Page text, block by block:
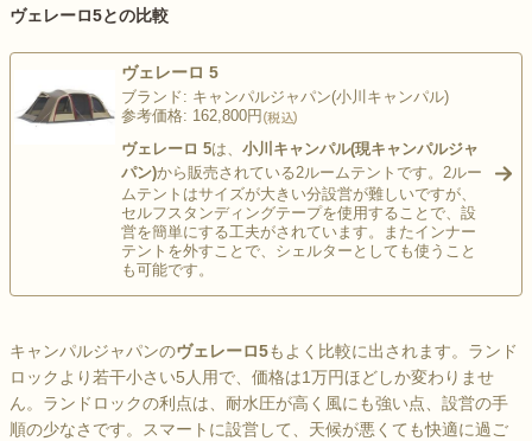
ヴェレーロ5との比較
ヴェレーロ 5
ブランド: キャンパルジャパン(小川キャンパル)
参考価格: 162,800円
ヴェレーロ 5は、 小川キャンパル(現キャンパルジャ
パン)から販売されている2ルームテントです。2ルー
ムテントはサイズが大きい分設営が難しいですが、
セルフスタンディングテープを使用することで、設
営を簡単にする工夫がされています。またインナー
テントを外すことで、シェルターとしても使うこと
も可能です。
キャンパルジャパンのヴェレーロ5もよく比較に出されます。ランド
ロックより若干小さい5人用で、価格は1万円ほどしか変わりませ
ん。ランドロックの利点は、耐水圧が高く風にも強い点、設営の手
順の少なさです。スマートに設営して、天候が悪くても快適に過ご